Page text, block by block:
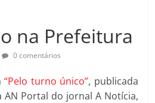
na Prefeitura
0 comentários
“Pelo turno único”, publicada
AN Portal do jornal A Notícia,